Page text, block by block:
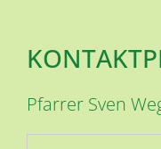
Pfarrer Sven